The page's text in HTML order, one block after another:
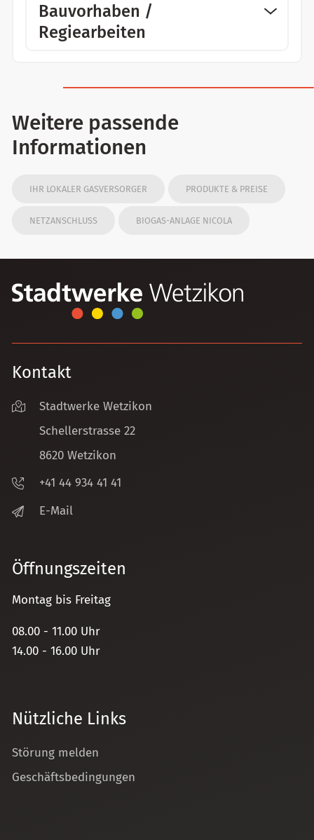
Bauvorhaben /
Regiearbeiten
Weitere passende
Informationen
IHR LOKALER GASVERSORGER PRODUKTE & PREISE
NETZANSCHLUSS BIOGAS-ANLAGE NICOLA
Kontakt
Stadtwerke Wetzikon
Schellerstrasse 22
8620 Wetzikon
+41 44 934 41 41
E-Mail
Öffnungszeiten
Montag bis Freitag
08.00 - 11.00 Uhr
14.00 - 16.00 Uhr
Nützliche Links
Störung melden
Geschäftsbedingungen